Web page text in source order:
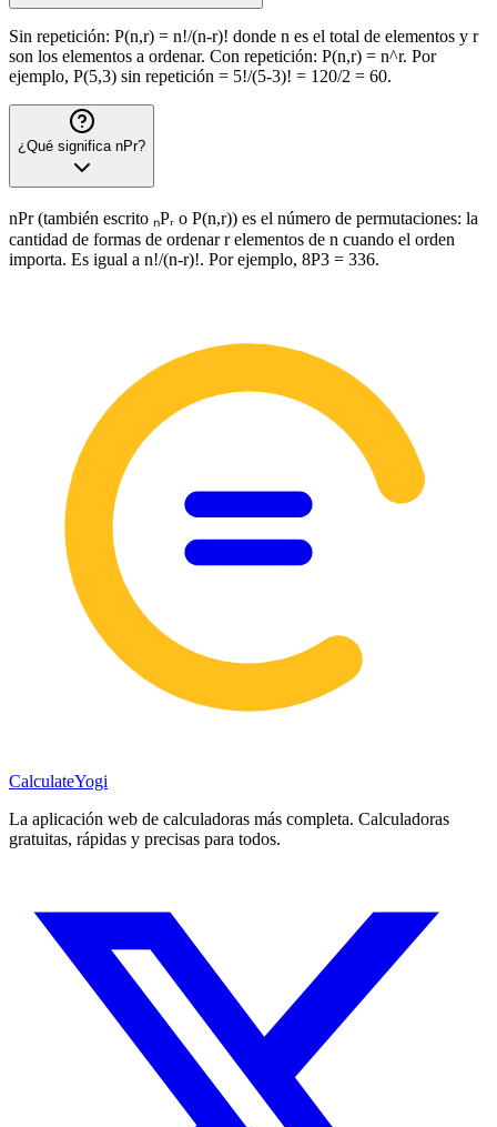
Sin repetición: P(n,r) = n!/(n-r)! donde n es el total de elementos y r
son los elementos a ordenar. Con repetición: P(n,r) = n^r. Por
ejemplo, P(5,3) sin repetición = 5!/(5-3)! = 120/2 = 60.
¿Qué significa nPr?
nPr (también escrito ₙPᵣ o P(n,r)) es el número de permutaciones: la
cantidad de formas de ordenar r elementos de n cuando el orden
importa. Es igual a n!/(n-r)!. Por ejemplo, 8P3 = 336.
CalculateYogi
La aplicación web de calculadoras más completa. Calculadoras
gratuitas, rápidas y precisas para todos.